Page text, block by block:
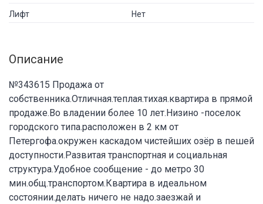
Лифт Нет
Описание
№343615 Продажа от
собственника.Отличная.теплая.тихая.квартира в прямой
продаже.Во владении более 10 лет.Низино -поселок
городского типа.расположен в 2 км от
Петергофа.окружен каскадом чистейших озёр в пешей
доступности.Развитая транспортная и социальная
структура.Удобное сообщение - до метро 30
мин.общ.транспортом.Квартира в идеальном
состоянии.делать ничего не надо.заезжай и